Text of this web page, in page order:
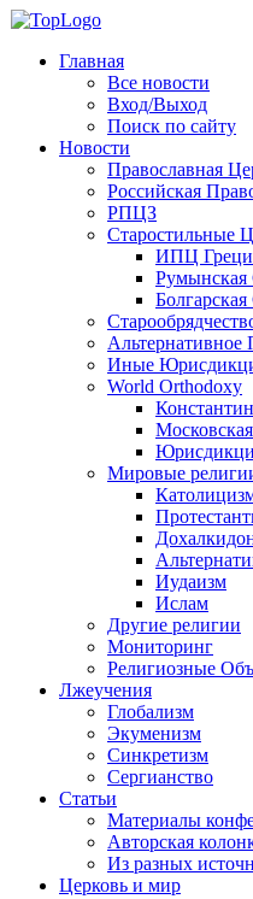
Главная
Все новости
Вход/Выход
Поиск по сайту
Новости
Православная
Российская
РПЦЗ
Старостильные
ИПЦ
Румынская
Альтернативное
Иные
World Orthodoxy
Мировые
Иудаизм
Ислам
Другие религии
Мониторинг
Религиозные
Лжеучения
Глобализм
Экуменизм
Синкретизм
Сергианство
Статьи
Материалы
Авторская
Из разных
Церковь и мир